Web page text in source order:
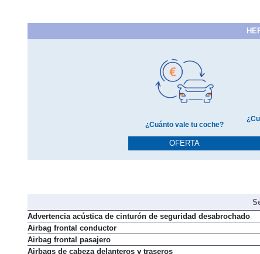
¿Cuánto vale tu coche?
OFERTA
Advertencia acústica de cinturón de seguridad desabrochado
Airbag frontal conductor
Airbag frontal pasajero
Airbags de cabeza delanteros y traseros